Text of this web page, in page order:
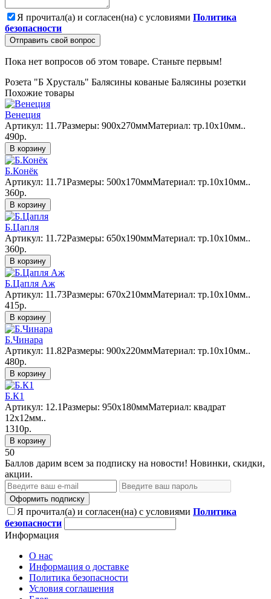
Я прочитал(а) и согласен(на) с условиями Политика
безопасности
Отправить свой вопрос
Пока нет вопросов об этом товаре. Станьте первым!
Розета "Б Хрусталь" Балясины кованые Балясины розетки
Похожие товары
Венеция
Артикул: 11.7Размеры: 900х270ммМатериал: тр.10х10мм..
490р.
В корзину
Б.Конёк
Артикул: 11.71Размеры: 500х170ммМатериал: тр.10х10мм..
360р.
В корзину
Б.Цапля
Артикул: 11.72Размеры: 650х190ммМатериал: тр.10х10мм..
360р.
В корзину
Б.Цапля Аж
Артикул: 11.73Размеры: 670х210ммМатериал: тр.10х10мм..
415р.
В корзину
Б.Чинара
Артикул: 11.82Размеры: 900х220ммМатериал: тр.10х10мм..
480р.
В корзину
Б.К1
Артикул: 12.1Размеры: 950х180ммМатериал: квадрат
12х12мм..
1310р.
В корзину
50
Баллов дарим всем за подписку на новости! Новинки, скидки,
акции.
Оформить подписку
Я прочитал(а) и согласен(на) с условиями Политика
безопасности
Информация
О нас
Информация о доставке
Политика безопасности
Условия соглашения